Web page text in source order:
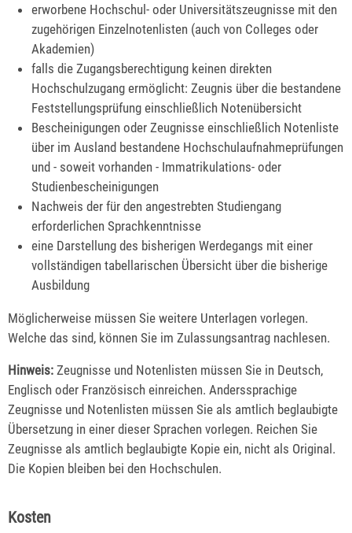
erworbene Hochschul- oder Universitätszeugnisse mit den
zugehörigen Einzelnotenlisten (auch von Colleges oder
Akademien)
falls die Zugangsberechtigung keinen direkten
Hochschulzugang ermöglicht: Zeugnis über die bestandene
Feststellungsprüfung einschließlich Notenübersicht
Bescheinigungen oder Zeugnisse einschließlich Notenliste
über im Ausland bestandene Hochschulaufnahmeprüfungen
und - soweit vorhanden - Immatrikulations- oder
Studienbescheinigungen
Nachweis der für den angestrebten Studiengang
erforderlichen Sprachkenntnisse
eine Darstellung des bisherigen Werdegangs mit einer
vollständigen tabellarischen Übersicht über die bisherige
Ausbildung
Möglicherweise müssen Sie weitere Unterlagen vorlegen.
Welche das sind, können Sie im Zulassungsantrag nachlesen.
Hinweis: Zeugnisse und Notenlisten müssen Sie in Deutsch,
Englisch oder Französisch einreichen. Anderssprachige
Zeugnisse und Notenlisten müssen Sie als amtlich beglaubigte
Übersetzung in einer dieser Sprachen vorlegen. Reichen Sie
Zeugnisse als amtlich beglaubigte Kopie ein, nicht als Original.
Die Kopien bleiben bei den Hochschulen.
Kosten